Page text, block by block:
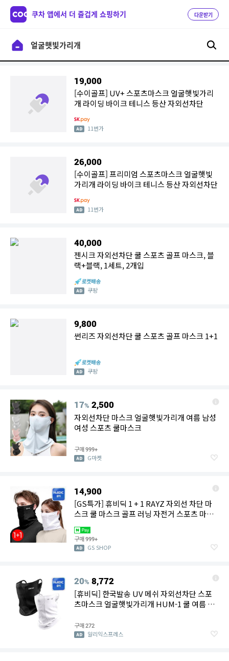
쿠차 앱에서 더 즐겁게 쇼핑하기 다운받기
19,000
[수이골프] UV+ 스포츠마스크 얼굴햇빛가리
개 라이딩 바이크 테니스 등산 자외선차단
11번가
26,000
[수이골프] 프리미엄 스포츠마스크 얼굴햇빛
가리개 라이딩 바이크 테니스 등산 자외선차단
11번가
40,000
젠시크 자외선차단 쿨 스포츠 골프 마스크, 블
랙+블랙, 1세트, 2개입
쿠팡
9,800
썬리즈 자외선차단 쿨 스포츠 골프 마스크 1+1
쿠팡
17% 2,500
자외선차단 마스크 얼굴햇빛가리개 여름 남성
여성 스포츠 쿨마스크
구매999+
G마켓
14,900
[GS특가] 휴비딕 1 + 1 RAYZ 자외선 차단 마
스크 쿨 마스크 골프 러닝 자전거 스포츠 마스
구매999+
GS SHOP
20% 8,772
[휴비딕] 한국발송 UV 메쉬 자외선차단 스포
츠마스크 얼굴햇빛가리개 HUM-1 쿨 여름 아
이즈)
구매272
알리익스프레스